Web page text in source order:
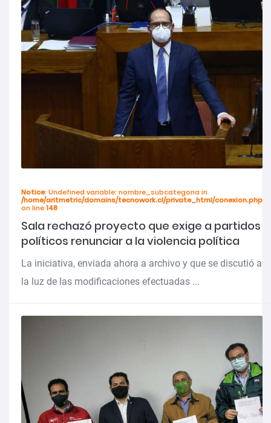
Notice: Undefined variable: nombre_subcategoria in
/home/aritmetric/domains/tecnowork.cl/private_html/conexion.php
on line148
Sala rechazó proyecto que exige a partidos
políticos renunciar a la violencia política
La iniciativa, enviada ahora a archivo y que se discutió a
la luz de las modificaciones efectuadas ...